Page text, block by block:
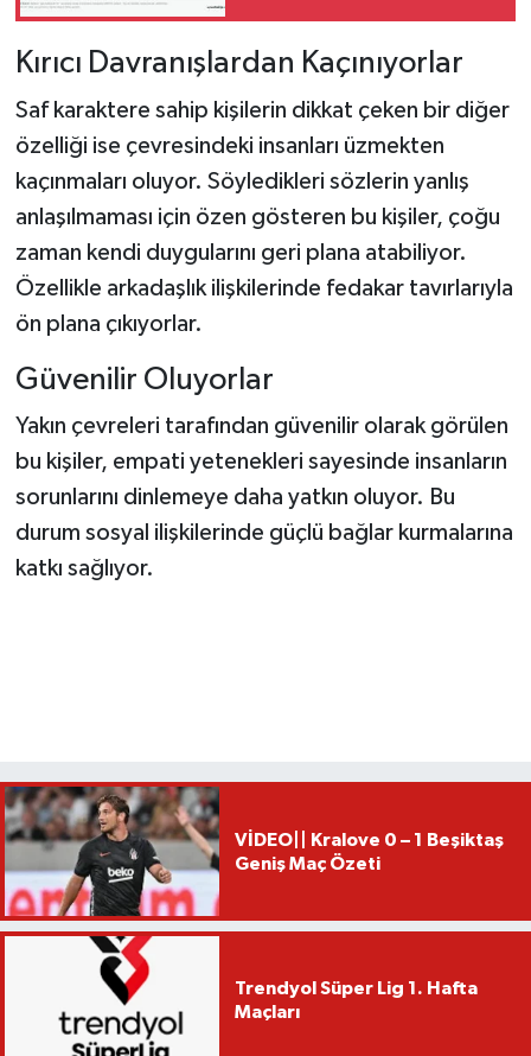
Kırıcı Davranışlardan Kaçınıyorlar
Saf karaktere sahip kişilerin dikkat çeken bir diğer
özelliği ise çevresindeki insanları üzmekten
kaçınmaları oluyor. Söyledikleri sözlerin yanlış
anlaşılmaması için özen gösteren bu kişiler, çoğu
zaman kendi duygularını geri plana atabiliyor.
Özellikle arkadaşlık ilişkilerinde fedakar tavırlarıyla
ön plana çıkıyorlar.
Güvenilir Oluyorlar
Yakın çevreleri tarafından güvenilir olarak görülen
bu kişiler, empati yetenekleri sayesinde insanların
sorunlarını dinlemeye daha yatkın oluyor. Bu
durum sosyal ilişkilerinde güçlü bağlar kurmalarına
katkı sağlıyor.
VİDEO|| Kralove 0 – 1 Beşiktaş
Geniş Maç Özeti
Trendyol Süper Lig 1. Hafta
Maçları